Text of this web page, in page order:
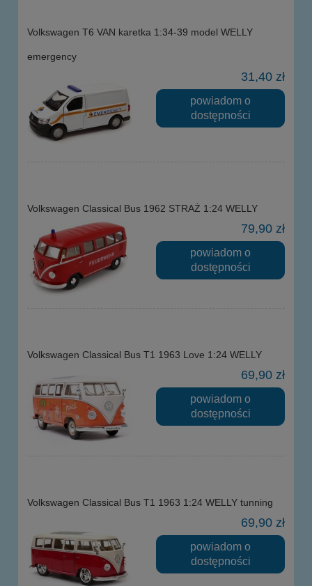
Volkswagen T6 VAN karetka 1:34-39 model WELLY
emergency
31,40 zł
powiadom o
dostępności
Volkswagen Classical Bus 1962 STRAŻ 1:24 WELLY
79,90 zł
powiadom o
dostępności
Volkswagen Classical Bus T1 1963 Love 1:24 WELLY
69,90 zł
powiadom o
dostępności
Volkswagen Classical Bus T1 1963 1:24 WELLY tunning
69,90 zł
powiadom o
dostępności